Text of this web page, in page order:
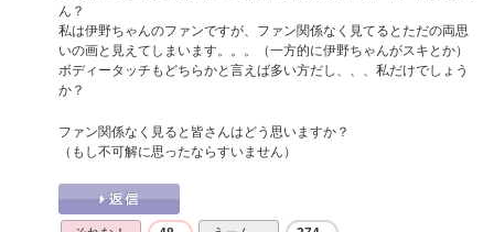
ん？
私は伊野ちゃんのファンですが、ファン関係なく見てるとただの両思
いの画と見えてしまいます。。。（一方的に伊野ちゃんがスキとか）
ボディータッチもどちらかと言えば多い方だし、、、私だけでしょう
か？
ファン関係なく見ると皆さんはどう思いますか？
（もし不可解に思ったならすいません）